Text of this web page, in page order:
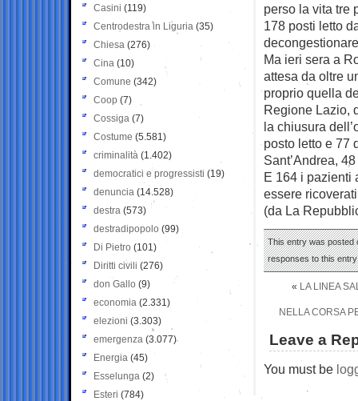
perso la vita tre
178 posti letto
Ma ieri sera a
attesa da oltre
proprio quella
Regione Lazio,
la chiusura
posto letto e 77
Sant’Andrea,
E 164 i pazienti
essere
(da La
This entry was posted
responses to this
« LA LINEA
NELLA CORSA
Leave a
You must be
Casini (119)
Centrodestra in Liguria (35)
Chiesa (276)
Cina (10)
Comune (342)
Coop (7)
Cossiga (7)
Costume (5.581)
criminalità (1.402)
democratici e progressisti (19)
denuncia (14.528)
destra (573)
destradipopolo (99)
Di Pietro (101)
Diritti civili (276)
don Gallo (9)
economia (2.331)
elezioni (3.303)
emergenza (3.077)
Energia (45)
Esselunga (2)
Esteri (784)